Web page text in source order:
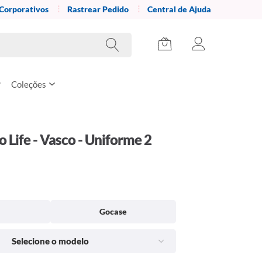
Rastrear Pedido Central de Ajuda
Coleções
Life - Vasco - Uniforme 2
Gocase
Selecione o modelo